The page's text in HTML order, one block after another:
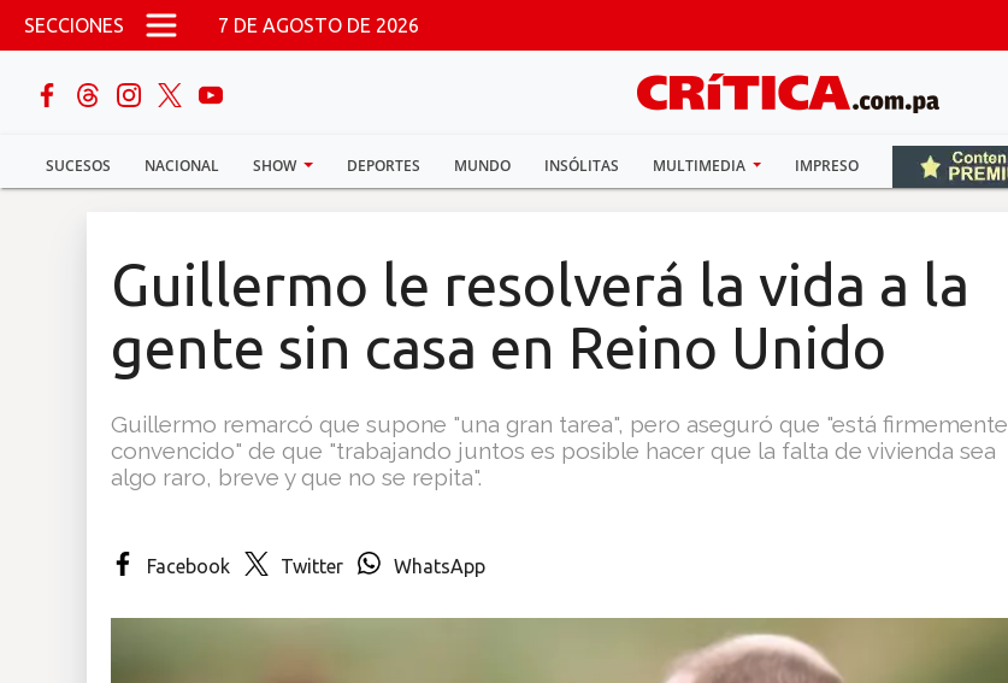
Pasar al contenido principal
SECCIONES 7 DE AGOSTO DE 2026
SUCESOS NACIONAL SHOW DEPORTES MUNDO INSÓLITAS MULTIMEDIA IMPRESO
buscar
Sucesos
Guillermo le resolverá la vida a la
gente sin casa en Reino Unido
Guillermo remarcó que supone "una gran tarea", pero aseguró que "está firmemente
convencido" de que "trabajando juntos es posible hacer que la falta de vivienda sea
algo raro, breve y que no se repita".
Facebook Twitter WhatsApp